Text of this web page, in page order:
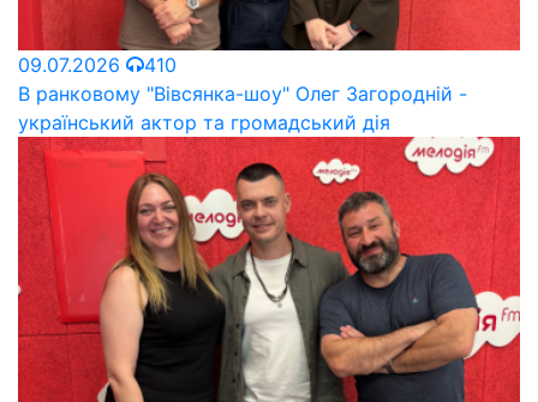
09.07.2026
410
В ранковому "Вівсянка-шоу" Олег Загородній -
український актор та громадський дія